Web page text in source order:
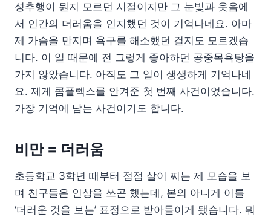
성추행이 뭔지 모르던 시절이지만 그 눈빛과 웃음에
서 인간의 더러움을 인지했던 것이 기억나네요. 아마
제 가슴을 만지며 욕구를 해소했던 걸지도 모르겠습
니다. 이 일 때문에 전 그렇게 좋아하던 공중목욕탕을
가지 않았습니다. 아직도 그 일이 생생하게 기억나네
요. 제게 콤플렉스를 안겨준 첫 번째 사건이었습니다.
가장 기억에 남는 사건이기도 합니다.
비만 = 더러움
초등학교 3학년 때부터 점점 살이 찌는 제 모습을 보
며 친구들은 인상을 쓰곤 했는데, 본의 아니게 이를
‘더러운 것을 보는’ 표정으로 받아들이게 됐습니다. 뭐